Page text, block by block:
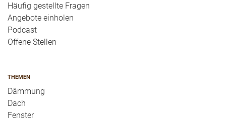
Häufig gestellte Fragen
Angebote einholen
Podcast
Offene Stellen
THEMEN
Dämmung
Dach
Fenster